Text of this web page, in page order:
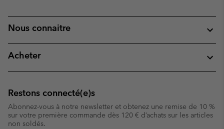
Nous connaitre
Acheter
Restons connecté(e)s
Abonnez-vous à notre newsletter et obtenez une remise de 10 %
sur votre première commande dès 120 € d’achats sur les articles
non soldés.